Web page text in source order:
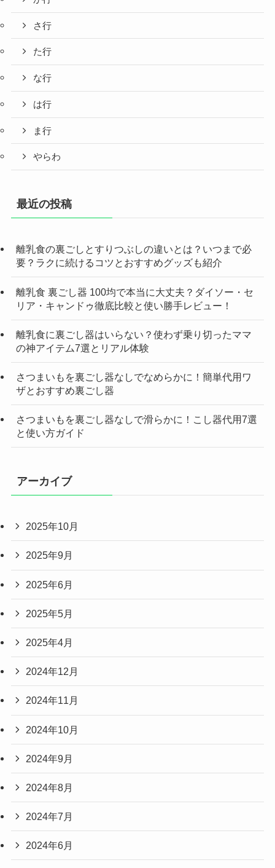
さ行
た行
な行
は行
ま行
やらわ
最近の投稿
離乳食の裏ごしとすりつぶしの違いとは？いつまで必
要？ラクに続けるコツとおすすめグッズも紹介
離乳食 裏ごし器 100均で本当に大丈夫？ダイソー・セ
リア・キャンドゥ徹底比較と使い勝手レビュー！
離乳食に裏ごし器はいらない？使わず乗り切ったママ
の神アイテム7選とリアル体験
さつまいもを裏ごし器なしでなめらかに！簡単代用ワ
ザとおすすめ裏ごし器
さつまいもを裏ごし器なしで滑らかに！こし器代用7選
と使い方ガイド
アーカイブ
2025年10月
2025年9月
2025年6月
2025年5月
2025年4月
2024年12月
2024年11月
2024年10月
2024年9月
2024年8月
2024年7月
2024年6月